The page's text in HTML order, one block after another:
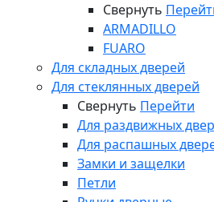
Свернуть
ARMADILLO
FUARO
Для складных дверей
Для стеклянных дверей
Свернуть Перейти
Для раздвижных
Для распашных
Замки и защелки
Петли